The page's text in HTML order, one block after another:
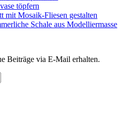
töpfern
mit Mosaik-Fliesen gestalten
Schale aus Modelliermasse
Beiträge via E-Mail erhalten.